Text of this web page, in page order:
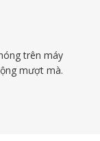
trên máy
mượt mà.